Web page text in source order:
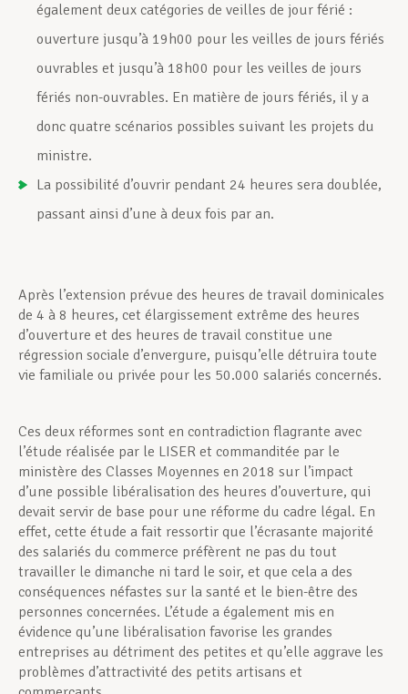
également deux catégories de veilles de jour férié :
ouverture jusqu’à 19h00 pour les veilles de jours fériés
ouvrables et jusqu’à 18h00 pour les veilles de jours
fériés non-ouvrables. En matière de jours fériés, il y a
donc quatre scénarios possibles suivant les projets du
ministre.
La possibilité d’ouvrir pendant 24 heures sera doublée,
passant ainsi d’une à deux fois par an.
Après l’extension prévue des heures de travail dominicales
de 4 à 8 heures, cet élargissement extrême des heures
d’ouverture et des heures de travail constitue une
régression sociale d’envergure, puisqu’elle détruira toute
vie familiale ou privée pour les 50.000 salariés concernés.
Ces deux réformes sont en contradiction flagrante avec
l’étude réalisée par le LISER et commanditée par le
ministère des Classes Moyennes en 2018 sur l’impact
d’une possible libéralisation des heures d’ouverture, qui
devait servir de base pour une réforme du cadre légal. En
effet, cette étude a fait ressortir que l’écrasante majorité
des salariés du commerce préfèrent ne pas du tout
travailler le dimanche ni tard le soir, et que cela a des
conséquences néfastes sur la santé et le bien-être des
personnes concernées. L’étude a également mis en
évidence qu’une libéralisation favorise les grandes
entreprises au détriment des petites et qu’elle aggrave les
problèmes d’attractivité des petits artisans et